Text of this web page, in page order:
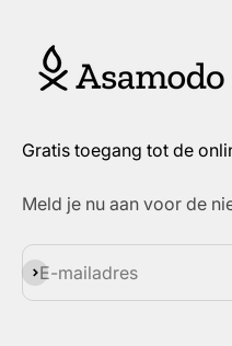
Gratis toegang tot de
Meld je nu aan voor de
E-mailadres
Abonneren